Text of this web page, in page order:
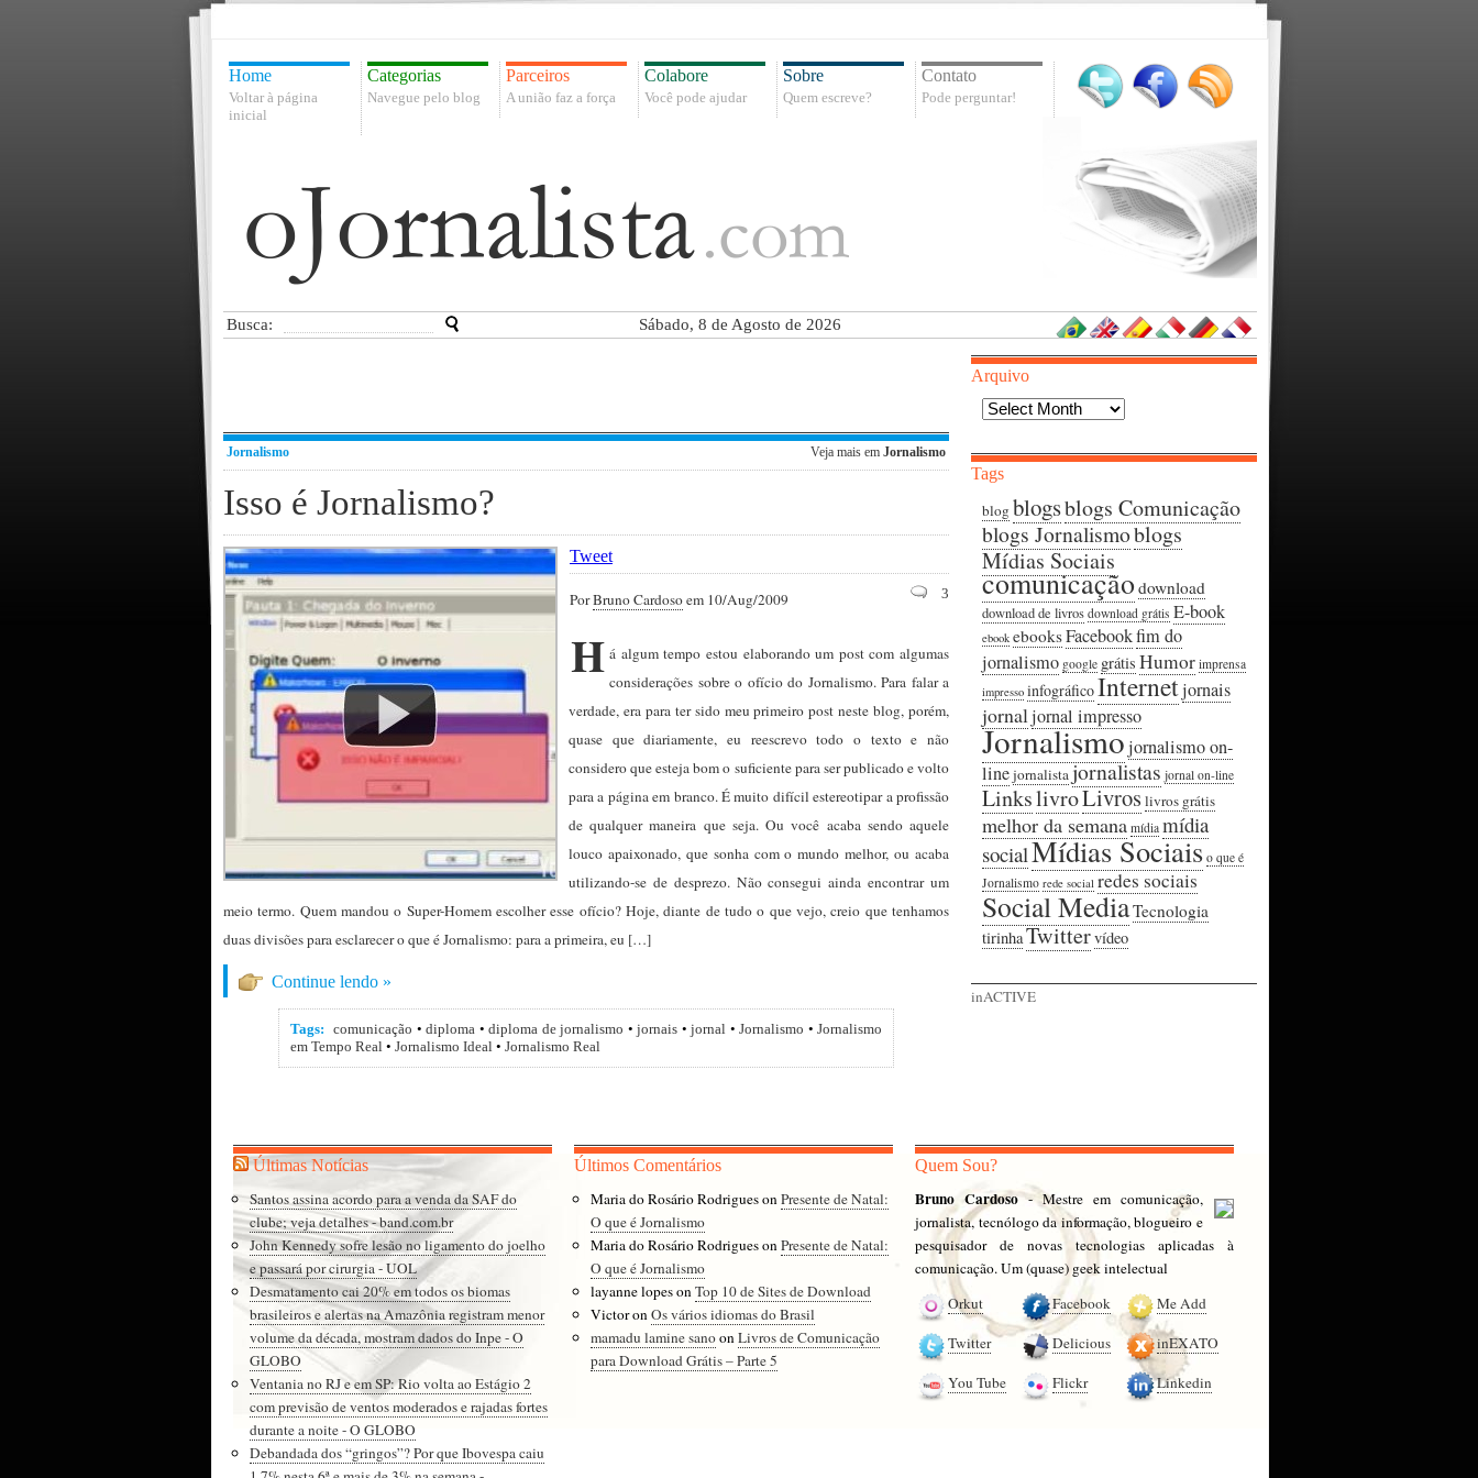
Home
Voltar à página
inicial
Categorias
Navegue pelo blog
Parceiros
A união faz a força
Colabore
Você pode ajudar
Sobre
Quem escreve?
Contato
Pode perguntar!
Busca: Sábado, 8 de Agosto de 2026
Jornalismo Veja mais em Jornalismo
Isso é Jornalismo?
Tweet
PorBruno Cardosoem 10/Aug/2009 3
H á algum tempo estou elaborando um post com algumas
considerações sobre o ofício do Jornalismo. Para falar a
verdade, era para ter sido meu primeiro post neste blog, porém,
quase que diariamente, eu reescrevo todo o texto e não
considero que esteja bom o suficiente para ser publicado e volto
para a página em branco. É muito difícil estereotipar a profissão
de qualquer maneira que seja. Ou você acaba sendo aquele
louco apaixonado, que sonha com o mundo melhor, ou acaba
utilizando-se de desprezo. Não consegui ainda encontrar um
meio termo. Quem mandou o Super-Homem escolher esse ofício? Hoje, diante de tudo o que vejo, creio que tenhamos
duas divisões para esclarecer o que é Jornalismo: para a primeira, eu […]
Continue lendo »
Tags: comunicação • diploma • diploma de jornalismo • jornais • jornal • Jornalismo • Jornalismo
em Tempo Real • Jornalismo Ideal • Jornalismo Real
Arquivo
Arquivo
Tags
blog blogsblogs Comunicação
blogs Jornalismoblogs
Mídias Sociais
comunicaçãodownload
download de livros download grátis E-book
ebook ebooksFacebookfim do
jornalismo google grátis Humor imprensa
impresso infográficoInternetjornais
jornaljornal impresso
Jornalismojornalismo on-
linejornalista jornalistas jornal on-line
LinkslivroLivroslivros grátis
melhor da semana mídia mídia
socialMídias Sociais o que é
Jornalismo rede social redes sociais
Social MediaTecnologia
tirinhaTwittervídeo
inACTIVE
Últimas Notícias
Santos assina acordo para a venda da SAF do
clube; veja detalhes - band.com.br
John Kennedy sofre lesão no ligamento do joelho
e passará por cirurgia - UOL
Desmatamento cai 20% em todos os biomas
brasileiros e alertas na Amazônia registram menor
volume da década, mostram dados do Inpe - O
GLOBO
Ventania no RJ e em SP: Rio volta ao Estágio 2
com previsão de ventos moderados e rajadas fortes
durante a noite - O GLOBO
Debandada dos “gringos”? Por que Ibovespa caiu
Últimos Comentários
Maria do Rosário RodriguesonPresente de Natal:
O que é Jornalismo
Maria do Rosário RodriguesonPresente de Natal:
O que é Jornalismo
layanne lopesonTop 10 de Sites de Download
VictoronOs vários idiomas do Brasil
mamadu lamine sanoonLivros de Comunicação
para Download Grátis – Parte 5
Quem Sou?
Bruno Cardoso- Mestre em comunicação,
jornalista, tecnólogo da informação, blogueiro e
pesquisador de novas tecnologias aplicadas à
comunicação. Um (quase) geek intelectual
Orkut
Twitter
You Tube
Facebook
Delicious
Flickr
Me Add
inEXATO
Linkedin